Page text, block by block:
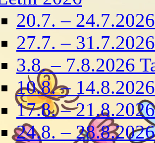
20.7. –
27.7. –
3.8. – 7.8.2026
10.8. –
17.8. –
24.8. –